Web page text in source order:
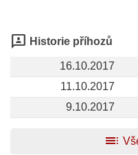
3p Historie příhozů
16.10.2017
11.10.2017
9.10.2017
toc